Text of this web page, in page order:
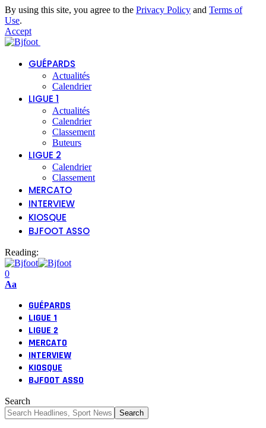
By using this site, you agree to the Privacy Policy and Terms of
Use.
Accept
GUÉPARDS
Actualités
Calendrier
LIGUE 1
Actualités
Calendrier
Classement
Buteurs
LIGUE 2
Calendrier
Classement
MERCATO
INTERVIEW
KIOSQUE
BJFOOT ASSO
Reading:
0
Font
Aa
GUÉPARDS
LIGUE 1
LIGUE 2
MERCATO
INTERVIEW
KIOSQUE
BJFOOT ASSO
Search